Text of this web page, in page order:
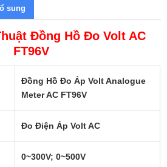
sung
Đồng Hồ Đo Volt AC
FT96V
Đồng Hồ Đo Áp Volt Analogue
Meter AC FT96V
Đo Điện Áp Volt AC
0~300V; 0~500V